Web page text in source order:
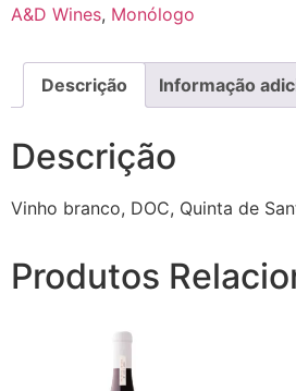
A&D Wines, Monólogo
Descrição Informação
Descrição
Vinho branco, DOC, Quinta de
Produtos